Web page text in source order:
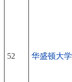
52 华盛顿大学